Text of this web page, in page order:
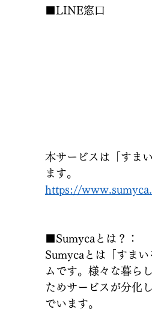
■LINE窓口
本サービスは「すま
ます。
https://
■Sumycaとは？：
Sumycaとは「すま
ムです。様々な暮ら
ためサービスが分化
でいます。